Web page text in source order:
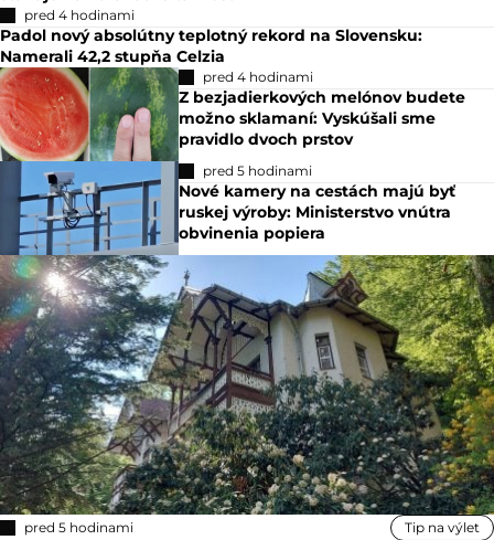
pred 4 hodinami
Padol nový absolútny teplotný rekord na Slovensku:
Namerali 42,2 stupňa Celzia
pred 4 hodinami
Z bezjadierkových melónov budete
možno sklamaní: Vyskúšali sme
pravidlo dvoch prstov
pred 5 hodinami
Nové kamery na cestách majú byť
ruskej výroby: Ministerstvo vnútra
obvinenia popiera
pred 5 hodinami Tip na výlet